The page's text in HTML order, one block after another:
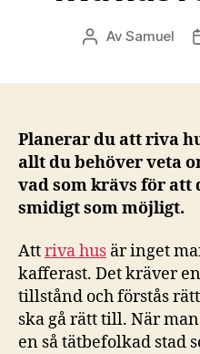
Inläggsförfattare
AvSamuel
Planerar du att riva
allt du behöver veta
vad som krävs för att
smidigt som möjligt.
Attriva hus är inget
kafferast. Det kräver
tillstånd och förstås
ska gå rätt till. När
en så tätbefolkad stad